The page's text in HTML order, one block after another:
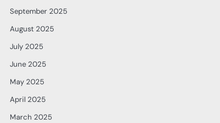
September 2025
August 2025
July 2025
June 2025
May 2025
April 2025
March 2025